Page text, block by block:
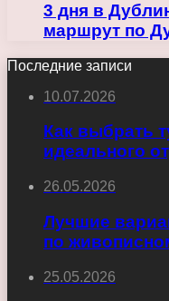
3 дня в
маршрут по
Последние записи
10.07.2026
Как выбрать
идеального
26.05.2026
Лучшие
по
25.05.2026